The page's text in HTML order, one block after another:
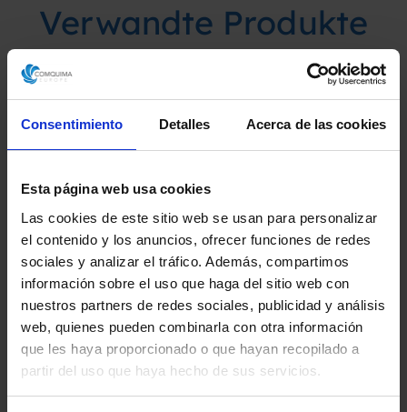
Consentimiento Detalles Acerca de las cookies
Esta página web usa cookies
Las cookies de este sitio web se usan para personalizar
el contenido y los anuncios, ofrecer funciones de redes
sociales y analizar el tráfico. Además, compartimos
información sobre el uso que haga del sitio web con
nuestros partners de redes sociales, publicidad y análisis
web, quienes pueden combinarla con otra información
que les haya proporcionado o que hayan recopilado a
partir del uso que haya hecho de sus servicios.
Verwandte Produkte